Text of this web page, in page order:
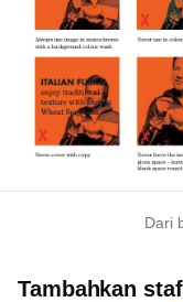
Dari
Tambahkan